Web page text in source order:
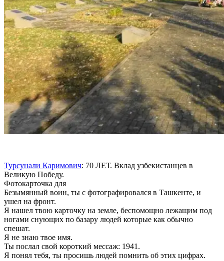
Турсунали Каримович: 70 ЛЕТ. Вклад узбекистанцев в
Великую Победу.
Фотокарточка для
Безымянный воин, ты с фотографировался в Ташкенте, и
ушел на фронт.
Я нашел твою карточку на земле, беспомощно лежащим под
ногами снующих по базару людей которые как обычно
спешат.
Я не знаю твое имя.
Ты послал свой короткий мессаж: 1941.
Я понял тебя, ты просишь людей помнить об этих цифрах.